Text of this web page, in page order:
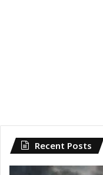
Recent Posts